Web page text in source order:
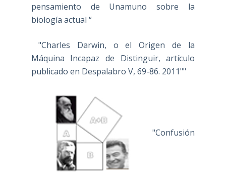
pensamiento de Unamuno sobre la
biología actual “
"Charles Darwin, o el Origen de la
Máquina Incapaz de Distinguir, artículo
publicado en Despalabro V, 69-86. 2011""
"Confusión